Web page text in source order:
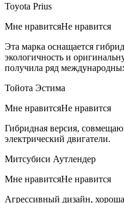
Toyota Prius
Мне нравитсяНе нравится
Эта марка оснащается
экологичность и
получила ряд
Тойота Эстима
Мне нравитсяНе нравится
Гибридная версия,
электрический двигатели.
Митсубиси Аутлендер
Мне нравитсяНе нравится
Агрессивный дизайн,